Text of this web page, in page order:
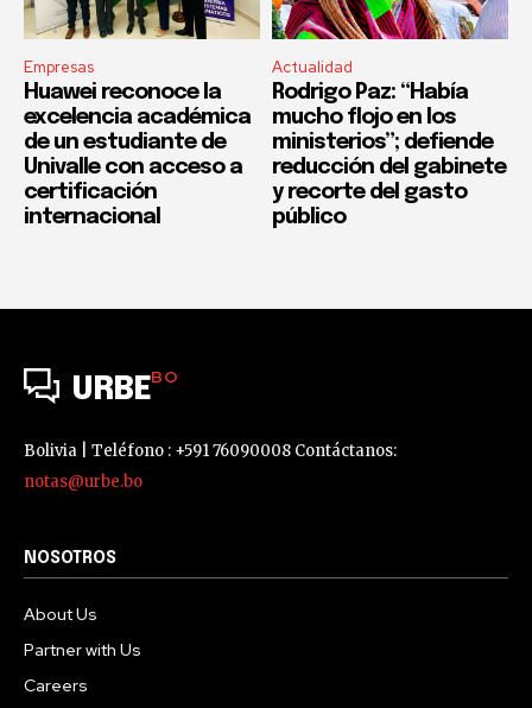
Empresas
Huawei reconoce la
excelencia académica
de un estudiante de
Univalle con acceso a
certificación
internacional
Actualidad
Rodrigo Paz: “Había
mucho flojo en los
ministerios”; defiende
reducción del gabinete
y recorte del gasto
público
URBEBO
Bolivia | Teléfono : +591 76090008 Contáctanos:
notas@urbe.bo
NOSOTROS
About Us
Partner with Us
Careers